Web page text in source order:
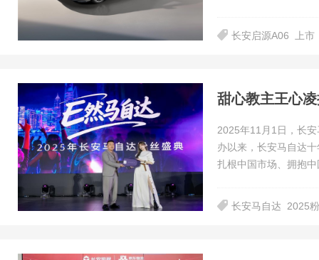
长安启源A06 上市
甜心教主王心
2025年11月1日，长
办以来，长安马自达
扎根中国市场、拥抱
长安马自达 2025